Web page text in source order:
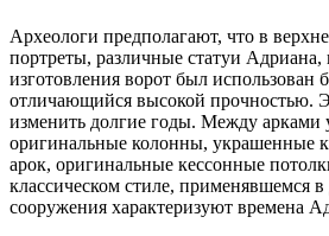
Археологи предполагают, что в
портреты, различные статуи Адриана,
изготовления ворот был
отличающийся высокой прочностью.
изменить долгие годы. Между арками
оригинальные колонны, украшенные
арок, оригинальные кессонные
классическом стиле, применявшемся
сооружения характеризуют времена